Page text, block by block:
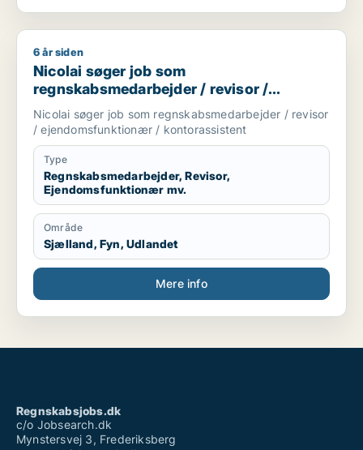
Nicolai søger job som regnskabsmedarbejder / revisor /
6 år siden
Nicolai søger job som
regnskabsmedarbejder / revisor /
ejendomsfunktionær / kontorassistent
Nicolai søger job som regnskabsmedarbejder / revisor
/ ejendomsfunktionær / kontorassistent
Type
Regnskabsmedarbejder, Revisor,
Ejendomsfunktionær mv.
Område
Sjælland, Fyn, Udlandet
Mere info
Regnskabsjobs.dk
c/o Jobsearch.dk
Mynstersvej 3, Frederiksberg